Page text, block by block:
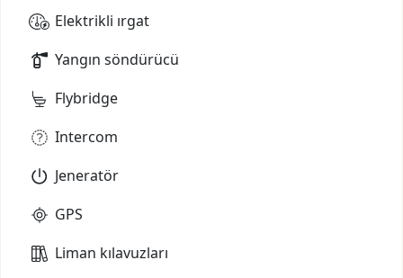
Elektrikli ırgat
Yangın söndürücü
Flybridge
Intercom
Jeneratör
GPS
Liman kılavuzları